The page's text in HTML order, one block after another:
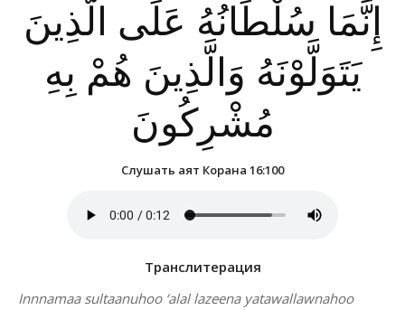
إِنَّمَا سُلْطَانُهُ عَلَى الَّذِينَ
يَتَوَلَّوْنَهُ وَالَّذِينَ هُمْ بِهِ
مُشْرِكُونَ
Слушать аят Корана 16:100
Транслитерация
Innnamaa sultaanuhoo ‘alal lazeena yatawallawnahoo